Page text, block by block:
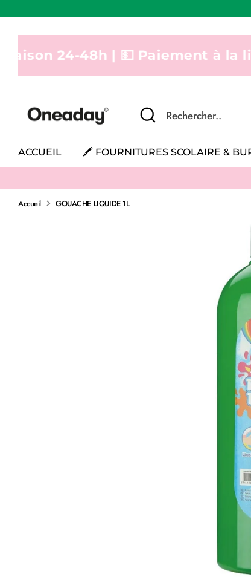
au
48h | 💵 Paiement à la livraison |
Recherche
Rechercher..
ACCUEIL 🖍 FOURNITURES SCOLAIRE &
Accueil GOUACHE LIQUIDE 1L